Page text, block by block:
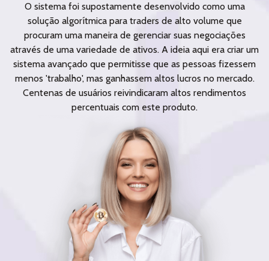
O sistema foi supostamente desenvolvido como uma
solução algorítmica para traders de alto volume que
procuram uma maneira de gerenciar suas negociações
através de uma variedade de ativos. A ideia aqui era criar um
sistema avançado que permitisse que as pessoas fizessem
menos 'trabalho', mas ganhassem altos lucros no mercado.
Centenas de usuários reivindicaram altos rendimentos
percentuais com este produto.